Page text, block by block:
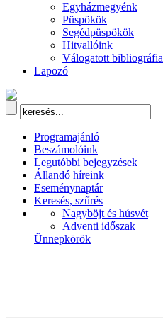
Egyházmegyénk
Püspökök
Segédpüspökök
Hitvallóink
Válogatott bibliográfia
Lapozó
Programajánló
Beszámolóink
Legutóbbi bejegyzések
Állandó híreink
Eseménynaptár
Keresés, szűrés
Nagyböjt és húsvét
Adventi időszak
Ünnepkörök